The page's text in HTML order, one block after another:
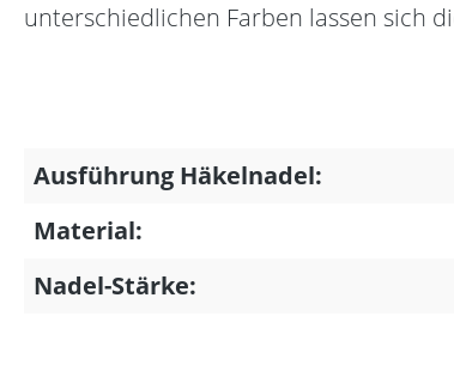
unterschiedlichen Farben lassen sich
Ausführung Häkelnadel:
Material:
Nadel-Stärke: